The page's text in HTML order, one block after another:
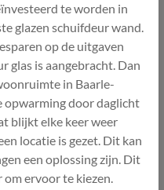
te worden in
glazen schuifdeur wand.
op de uitgaven
glas is aangebracht. Dan
in Baarle-
opwarming door daglicht
blijkt elke keer weer
locatie is gezet. Dit kan
een oplossing zijn. Dit
ervoor te kiezen.